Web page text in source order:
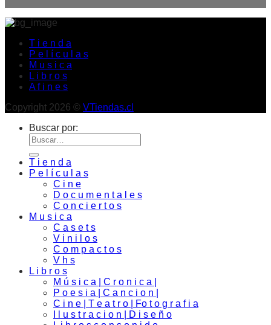
T i e n d a
P e l í c u l a s
M u s i c a
L i b r o s
A f i n e s
Copyright 2026 © VTiendas.cl
Buscar por:
T i e n d a
P e l í c u l a s
C i n e
D o c u m e n t a l e s
C o n c i e r t o s
M u s i c a
C a s e t s
V i n i l o s
C o m p a c t o s
V h s
L i b r o s
M ú s i c a | C r o n i c a |
P o e s i a | C a n c i o n |
C i n e | T e a t r o | Fo t o g r a f i a
I l u s t r a c i o n | D i s e ñ o